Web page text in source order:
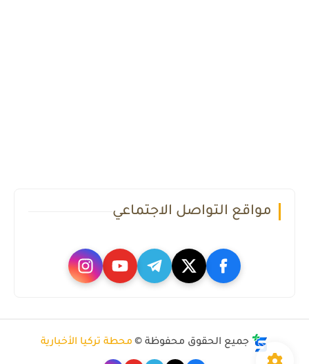
مواقع التواصل الاجتماعي
جميع الحقوق محفوظة © محطة تركيا الأخبارية